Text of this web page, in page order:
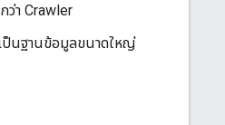
ว่า Crawler
เป็นฐานข้อมูลขนาดใหญ่